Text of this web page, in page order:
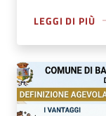
LEGGI DI PIÙ